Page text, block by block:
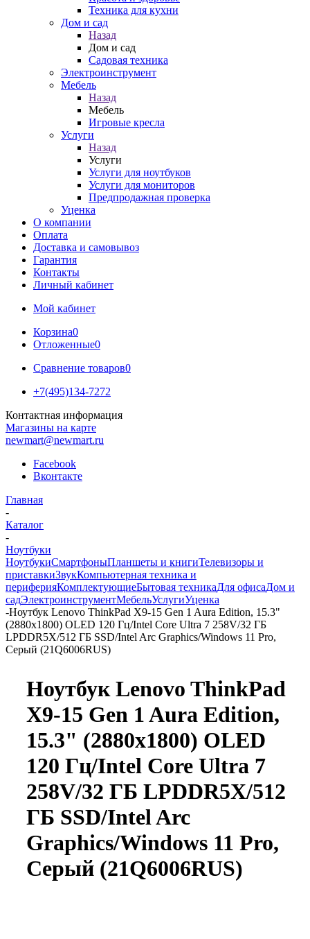
Техника для кухни
Дом и сад
Назад
Дом и сад
Садовая техника
Электроинструмент
Мебель
Назад
Мебель
Игровые кресла
Услуги
Назад
Услуги
Услуги для ноутбуков
Услуги для мониторов
Предпродажная проверка
Уценка
О компании
Оплата
Доставка и самовывоз
Гарантия
Контакты
Личный кабинет
Мой кабинет
Корзина0
Отложенные0
Сравнение товаров0
+7(495)134-7272
Контактная информация
Магазины на карте
newmart@newmart.ru
Facebook
Вконтакте
Главная
-
Каталог
-
Ноутбуки
НоутбукиСмартфоныПланшеты и книгиТелевизоры и
приставкиЗвукКомпьютерная техника и
периферияКомплектующиеБытовая техникаДля офисаДом и
садЭлектроинструментМебельУслугиУценка
-Ноутбук Lenovo ThinkPad X9-15 Gen 1 Aura Edition, 15.3"
(2880x1800) OLED 120 Гц/Intel Core Ultra 7 258V/32 ГБ
LPDDR5X/512 ГБ SSD/Intel Arc Graphics/Windows 11 Pro,
Серый (21Q6006RUS)
Ноутбук Lenovo ThinkPad
X9-15 Gen 1 Aura Edition,
15.3" (2880x1800) OLED
120 Гц/Intel Core Ultra 7
258V/32 ГБ LPDDR5X/512
ГБ SSD/Intel Arc
Graphics/Windows 11 Pro,
Серый (21Q6006RUS)